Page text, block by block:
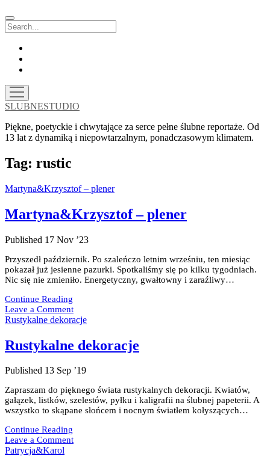
Search
open
menu
SLUBNESTUDIO
Piękne, poetyckie i chwytające za serce pełne ślubne reportaże. Od
13 lat z dynamiką i niepowtarzalnym, ponadczasowym klimatem.
Tag: rustic
Martyna&Krzysztof – plener
Martyna&Krzysztof – plener
Published 17 Nov ’23
Przyszedł październik. Po szaleńczo letnim wrześniu, ten miesiąc
pokazał już jesienne pazurki. Spotkaliśmy się po kilku tygodniach.
Nic się nie zmieniło. Energetyczny, gwałtowny i zaraźliwy…
Continue Reading
–
plener
Leave a Comment
Rustykalne dekoracje
Rustykalne dekoracje
Published 13 Sep ’19
Zapraszam do pięknego świata rustykalnych dekoracji. Kwiatów,
gałązek, listków, szelestów, pyłku i kaligrafii na ślubnej papeterii. A
wszystko to skąpane słońcem i nocnym światłem kołyszących…
Continue Reading
dekoracje
Leave a Comment
Patrycja&Karol